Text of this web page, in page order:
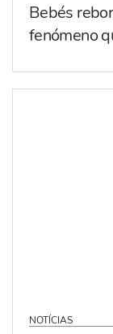
Bebés
fenómeno
NOTÍCIAS